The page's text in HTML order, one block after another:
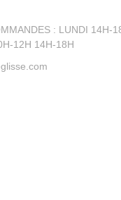
: LUNDI 14H-
12H 14H-18H